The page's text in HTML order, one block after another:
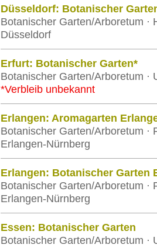
Düsseldorf: Botanischer
Botanischer Garten/Arboretum ·
Düsseldorf
Erfurt: Botanischer Garten*
Botanischer Garten/Arboretum ·
*Verbleib unbekannt
Erlangen: Aromagarten
Botanischer Garten/Arboretum ·
Erlangen-Nürnberg
Erlangen: Botanischer Garten
Botanischer Garten/Arboretum ·
Erlangen-Nürnberg
Essen: Botanischer Garten
Botanischer Garten/Arboretum ·